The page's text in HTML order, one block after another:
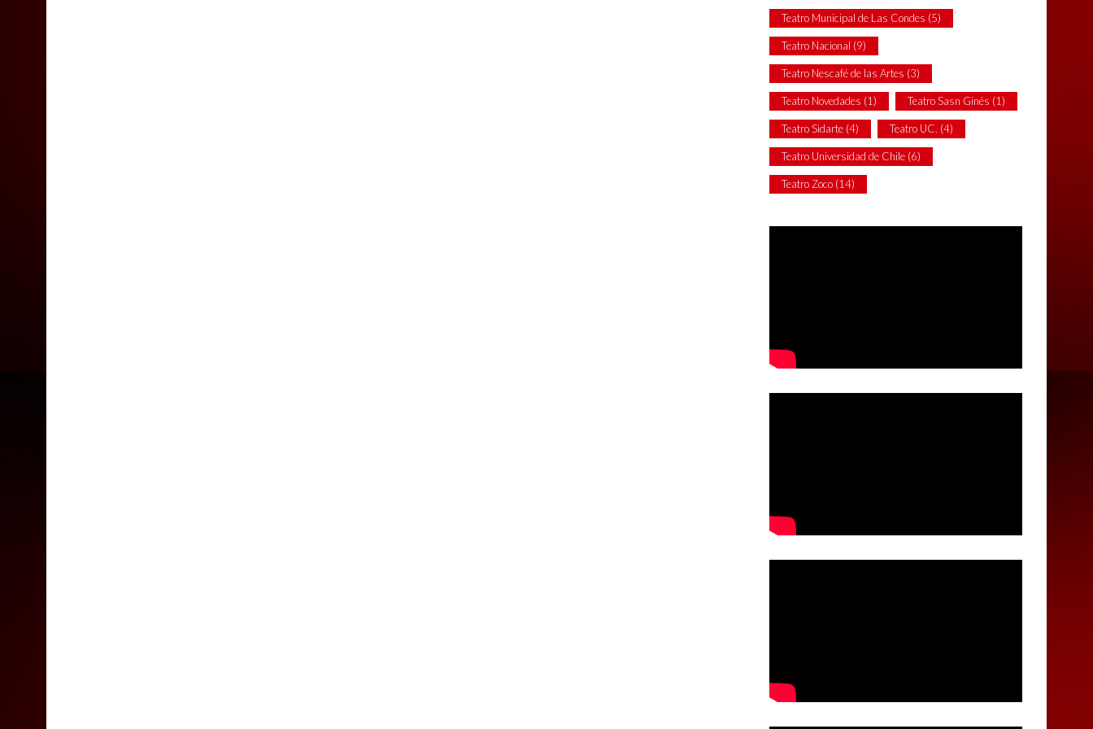
Teatro Municipal de Las Condes (5)
Teatro Nacional (9)
Teatro Nescafé de las Artes (3)
Teatro Novedades (1) Teatro Sasn Ginés (1)
Teatro Sidarte (4) Teatro UC. (4)
Teatro Universidad de Chile (6)
Teatro Zoco (14)